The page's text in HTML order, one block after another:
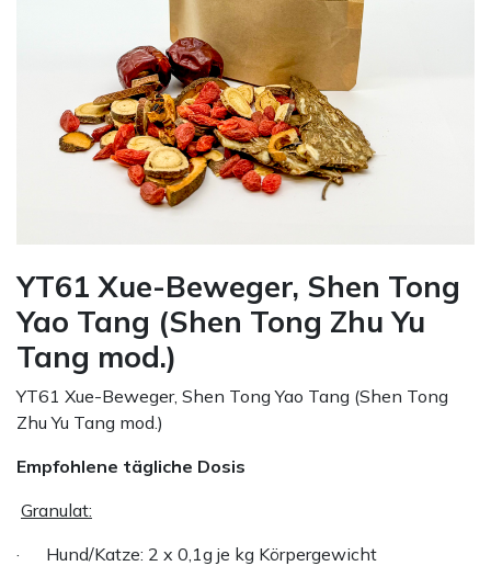
YT61 Xue-Beweger, Shen Tong
Yao Tang (Shen Tong Zhu Yu
Tang mod.)
YT61 Xue-Beweger, Shen Tong Yao Tang (Shen Tong
Zhu Yu Tang mod.)
Empfohlene tägliche Dosis
Granulat:
· Hund/Katze: 2 x 0,1g je kg Körpergewicht